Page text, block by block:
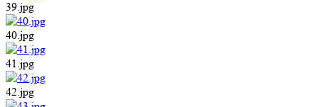
39.jpg
40.jpg
41.jpg
42.jpg